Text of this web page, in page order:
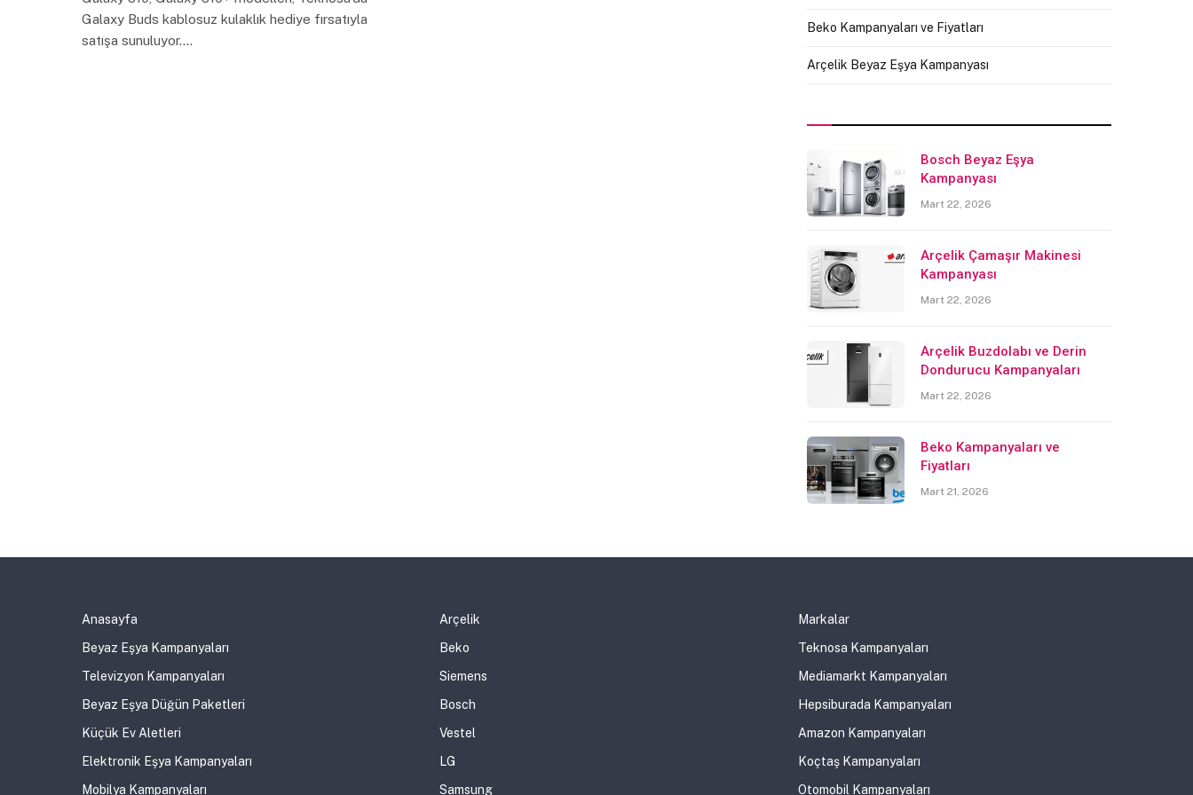
Galaxy Buds kablosuz kulaklık hediye fırsatıyla
satışa sunuluyor.…
Beko Kampanyaları ve Fiyatları
Arçelik Beyaz Eşya Kampanyası
Bosch Beyaz Eşya
Kampanyası
Mart 22, 2026
Arçelik Çamaşır Makinesi
Kampanyası
Mart 22, 2026
Arçelik Buzdolabı ve Derin
Dondurucu Kampanyaları
Mart 22, 2026
Beko Kampanyaları ve
Fiyatları
Mart 21, 2026
Anasayfa
Beyaz Eşya Kampanyaları
Televizyon Kampanyaları
Beyaz Eşya Düğün Paketleri
Küçük Ev Aletleri
Elektronik Eşya Kampanyaları
Mobilya Kampanyaları
Arçelik
Beko
Siemens
Bosch
Vestel
LG
Samsung
Markalar
Teknosa Kampanyaları
Mediamarkt Kampanyaları
Hepsiburada Kampanyaları
Amazon Kampanyaları
Koçtaş Kampanyaları
Otomobil Kampanyaları